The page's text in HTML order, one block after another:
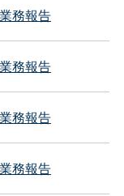
務報告
務報告
務報告
務報告